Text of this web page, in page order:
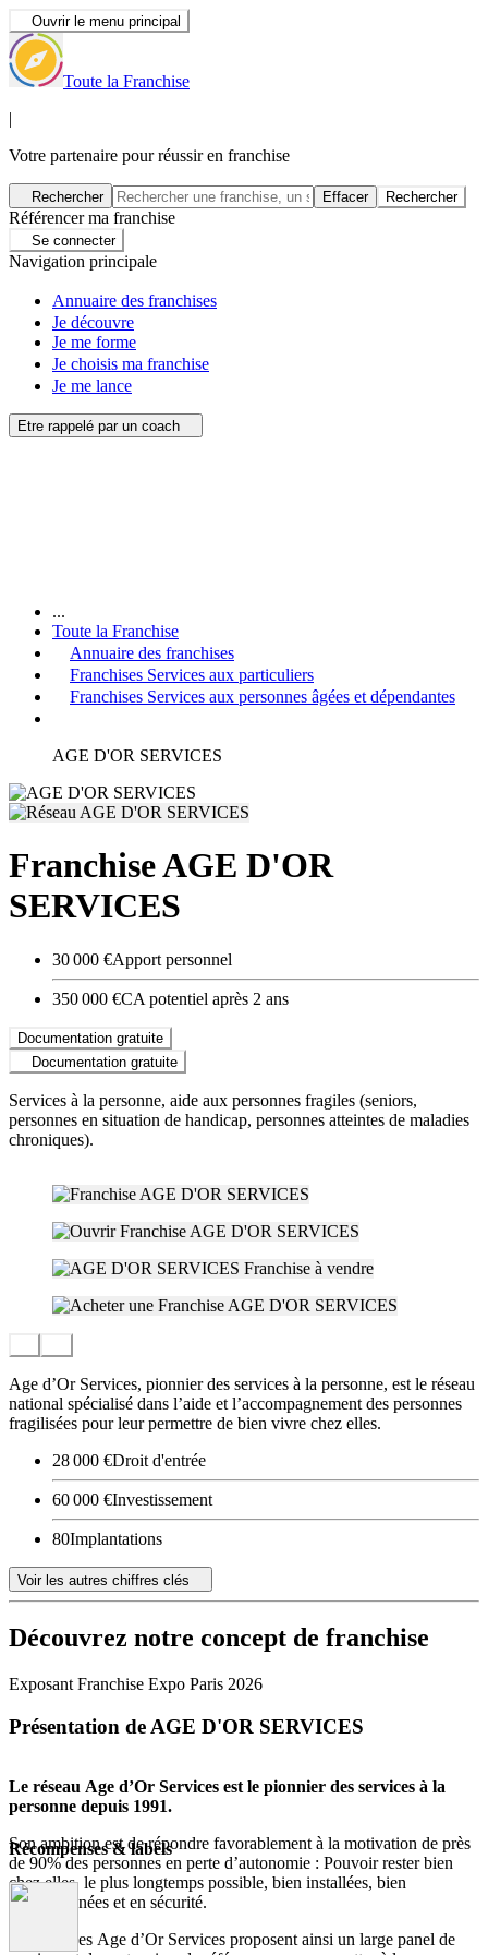
Ouvrir le menu principal
Toute la Franchise
|
Votre partenaire pour réussir en franchise
Rechercher Effacer Rechercher
Référencer ma franchise
Se connecter
Navigation principale
Annuaire des franchises
Je découvre
Je me forme
Je choisis ma franchise
Je me lance
Etre rappelé par un coach
...
Toute la Franchise
Annuaire des franchises
Franchises Services aux particuliers
Franchises Services aux personnes âgées et dépendantes
AGE D'OR SERVICES
Franchise AGE D'OR
SERVICES
30 000 €Apport personnel
350 000 €CA potentiel après 2 ans
Documentation gratuite
Documentation gratuite
Services à la personne, aide aux personnes fragiles (seniors,
personnes en situation de handicap, personnes atteintes de maladies
chroniques).
Age d’Or Services, pionnier des services à la personne, est le réseau
national spécialisé dans l’aide et l’accompagnement des personnes
fragilisées pour leur permettre de bien vivre chez elles.
28 000 €Droit d'entrée
60 000 €Investissement
80Implantations
Voir les autres chiffres clés
Découvrez notre concept de franchise
Exposant Franchise Expo Paris 2026
Présentation de AGE D'OR SERVICES
Le réseau Age d’Or Services est le pionnier des services à la
personne depuis 1991.
Son ambition est de répondre favorablement à la motivation de près
de 90% des personnes en perte d’autonomie : Pouvoir rester bien
chez elles, le plus longtemps possible, bien installées, bien
accompagnées et en sécurité.
Les agences Age d’Or Services proposent ainsi un large panel de
Récompenses & labels